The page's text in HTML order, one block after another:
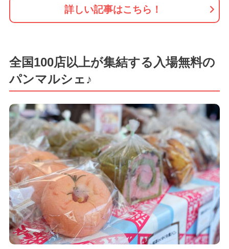
詳しい記事はこちら！
全国100店以上が集結する入場無料の
パンマルシェ♪